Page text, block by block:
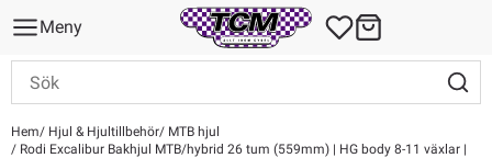
Meny
Hem Hjul & Hjultillbehör
MTB hjul
Rodi Excalibur Bakhjul MTB/hybrid 26 tum (559mm) | HG body 8-11 växlar |